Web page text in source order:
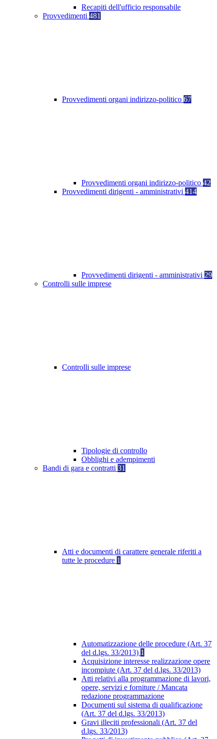
Recapiti dell'ufficio responsabile
Provvedimenti 481
Provvedimenti organi indirizzo-politico 67
Provvedimenti organi indirizzo-politico 42
Provvedimenti dirigenti - amministrativi 414
Provvedimenti dirigenti - amministrativi 29
Controlli sulle imprese
Controlli sulle imprese
Tipologie di controllo
Obblighi e adempimenti
Bandi di gara e contratti 31
Atti e documenti di carattere generale riferiti a
tutte le procedure 1
Automatizzazione delle procedure (Art. 37
del d.lgs. 33/2013) 1
Acquisizione interesse realizzazione opere
incompiute (Art. 37 del d.lgs. 33/2013)
Atti relativi alla programmazione di lavori,
opere, servizi e forniture / Mancata
redazione programmazione
Documenti sul sistema di qualificazione
(Art. 37 del d.lgs. 33/2013)
Gravi illeciti professionali (Art. 37 del
d.lgs. 33/2013)